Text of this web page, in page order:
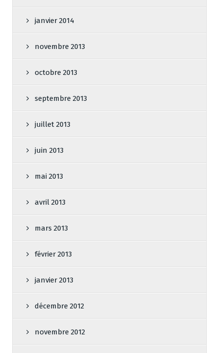
janvier 2014
novembre 2013
octobre 2013
septembre 2013
juillet 2013
juin 2013
mai 2013
avril 2013
mars 2013
février 2013
janvier 2013
décembre 2012
novembre 2012